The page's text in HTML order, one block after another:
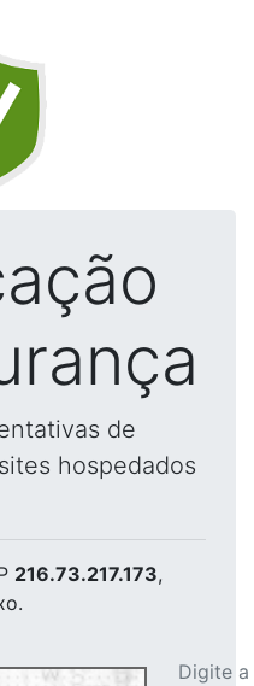
de
hospedados
216.73.217.173,
Digite